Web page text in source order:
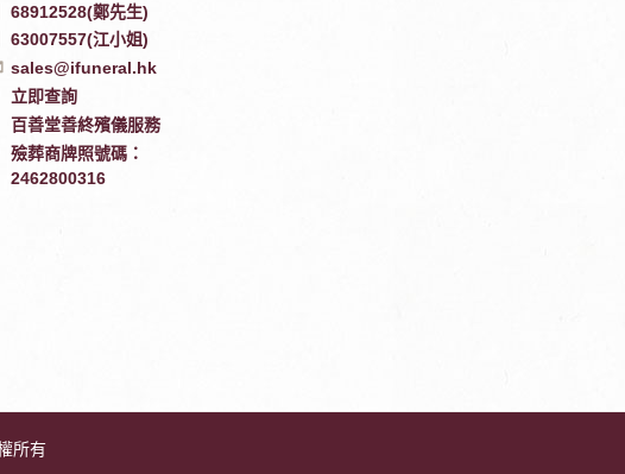
68912528(鄭先生)
63007557(江小姐)
sales@ifuneral.hk
立即查詢
百善堂善終殯儀服務
殮葬商牌照號碼：
2462800316
所有